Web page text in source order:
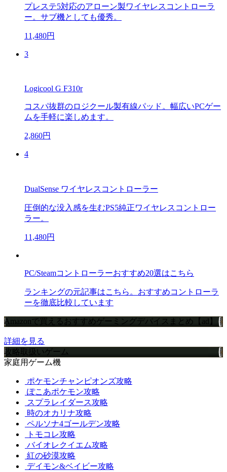
プレステ5対応のアローン製ワイヤレスコントローラ
ー。サブ機としても優秀。
11,480円
3
Logicool G F310r
コスパ抜群のロジクール製有線パッド。幅広いPCゲー
ムを手軽に楽しめます。
2,860円
4
DualSense ワイヤレスコントローラー
圧倒的な没入感を生むPS5純正ワイヤレスコントロー
ラー。
11,480円
PC/Steamコントローラーおすすめ20選はこちら
ランキングの元記事はこちら。おすすめコントローラ
ーを徹底比較しています
Amazonで買えるおすすめゲーミングデバイスまとめ【ad】
詳細を見る
攻略取扱いゲーム
家庭用ゲーム機
ポケモンチャンピオンズ攻略
ぽこあポケモン攻略
スプラレイダース攻略
時のオカリナ攻略
ペルソナ4ゴールデン攻略
トモコレ攻略
バイオレクイエム攻略
紅の砂漠攻略
デイモン&ベイビー攻略